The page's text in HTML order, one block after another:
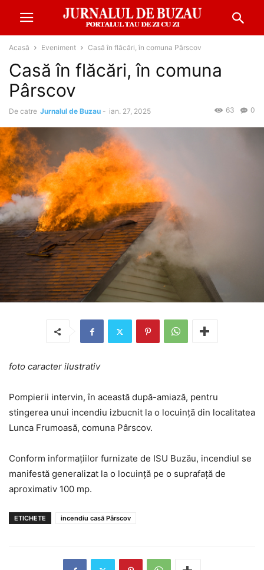
Acasă Eveniment Casă în flăcări, în comuna Pârscov
Casă în flăcări, în comuna
Pârscov
De catre Jurnalul de Buzau - ian. 27, 2025 0
63
foto caracter ilustrativ
Pompierii intervin, în această după-amiază, pentru
stingerea unui incendiu izbucnit la o locuință din localitatea
Lunca Frumoasă, comuna Pârscov.
Conform informațiilor furnizate de ISU Buzău, incendiul se
manifestă generalizat la o locuință pe o suprafață de
aproximativ 100 mp.
ETICHETE incendiu casă Pârscov